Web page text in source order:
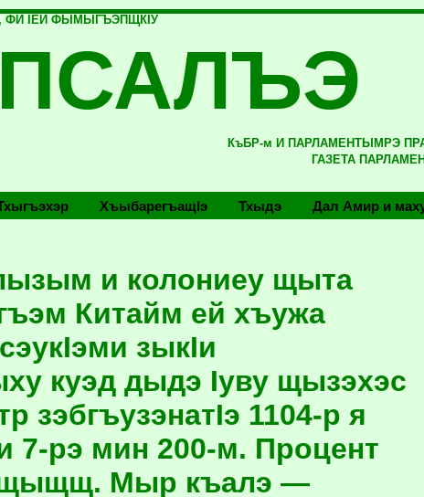
ФИ IЕЙ ФЫМЫГЪЭПЩКIУ
КъБР-м И ПАРЛАМЕНТЫМРЭ
ГАЗЕТА
Хъыбарегъащlэ Тхыдэ Дал Амир и
и колониеу щыта
Китайм ей хъужа
зыкIи
куэд дыдэ Iуву щызэхэс
1104-р я
7-рэ мин 200-м. Процент
щыщщ. Мыр къалэ —